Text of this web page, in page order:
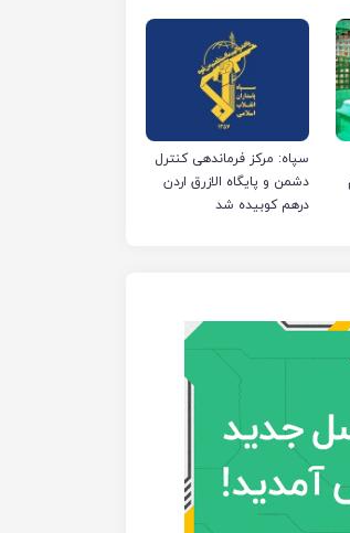
سپاه: مرکز فرماندهی کنترل
دشمن و پایگاه الازرق اردن
درهم کوبیده شد